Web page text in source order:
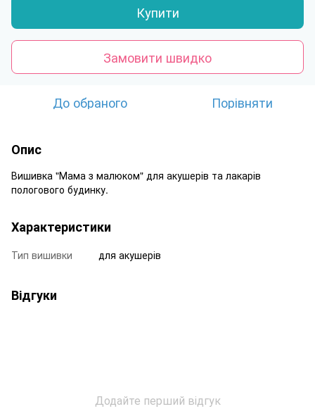
Купити
Замовити швидко
До обраного Порівняти
Опис
Вишивка "Мама з малюком" для акушерів та лакарів
пологового будинку.
Характеристики
Тип вишивки для акушерів
Відгуки
Додайте перший відгук